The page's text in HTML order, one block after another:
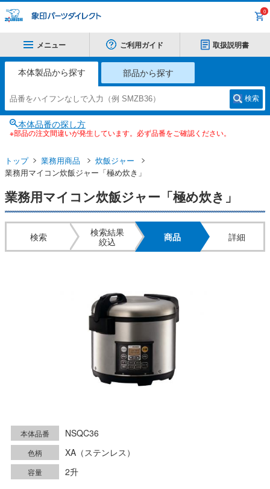
0
メニュー ご利用ガイド 取扱説明書
本体製品から探す 部品から探す
検索
本体品番の探し方
※部品の注文間違いが発生しています。必ず品番をご確認ください。
トップ 業務用商品
炊飯ジャー
業務用マイコン炊飯ジャー「極め炊き」
業務用マイコン炊飯ジャー「極め炊き」
検索
検索結果
絞込
商品 詳細
本体品番 NSQC36
色柄 XA（ステンレス）
容量 2升